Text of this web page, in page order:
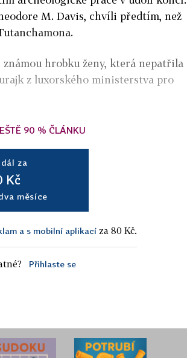
M. Davis, chvíli předtím, než
hrobku ženy, která nepatřila
z luxorského ministerstva pro
90 % ČLÁNKU
za
Kč
měsíce
a s mobilní aplikací za 80 Kč.
Přihlaste se